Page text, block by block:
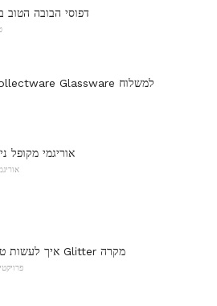
20 דפוסי הבובה הטוב
אריזה Collectware Glassware למשלוח
אוריגמי מקופל
איך לעשות טלפון נייד Glitter מקרה